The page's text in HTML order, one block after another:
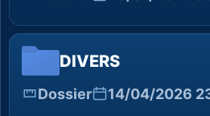
DIVERS
Dossier 14/04/2026